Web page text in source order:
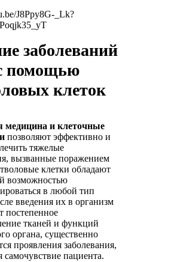
J8Ppy8G-_Lk?
заболеваний
помощью
клеток
медицина и клеточные
позволяют эффективно и
тяжелые
вызванные поражением
клетки обладают
возможностью
в любой тип
введения их в организм
постепенное
тканей и функций
органа, существенно
проявления заболевания,
самочувствие пациента.